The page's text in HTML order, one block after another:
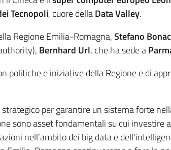
Tecnopoli, cuore dellaData Valley.
Regione Emilia-Romagna,Stefano
Bernhard Url, che ha sede a
politiche e iniziative della Regione e di
per garantire un sistema forte
sono asset fondamentali su cui investire
nell’ambito dei big data e